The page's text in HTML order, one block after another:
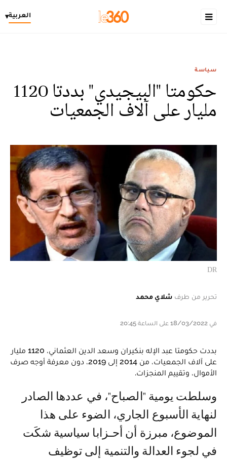
العربية▾
سياسة
حكومتا "البيجيدي" بددتا 1120
مليار على آلاف الجمعيات
DR
تحرير من طرف شلاي محمد
في 18/03/2022 على الساعة 20:45
بددت حكومتا عبد الإله بنكيران وسعد الدين العثماني، 1120 مليار
على آلاف الجمعيات، من 2014 إلى 2019، دون معرفة أوجه صرف
الأموال، وتقييم المنجزات.
وسلطت يومية "الصباح"، في عددها الصادر
لنهاية الأسبوع الجاري، الضوء على هذا
الموضوع، مبرزة أن أحـزابا سياسية شكَت
في لجوء العدالة والتنمية إلى توظيف